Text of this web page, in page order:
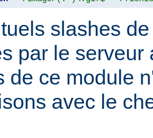
slashes
par le serveur
de ce module
avec le